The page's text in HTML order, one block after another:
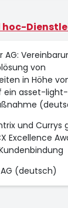
hoc-
AG:
von
in Höhe
ein asset-
und Currys
Excellence
AG (deutsch)